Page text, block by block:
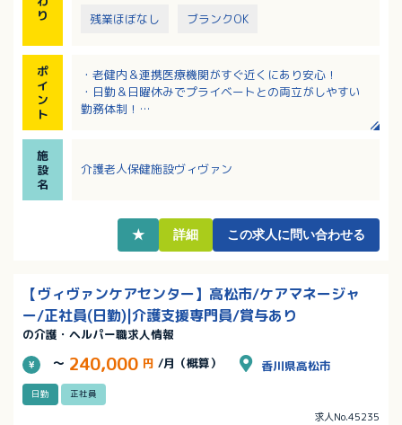
り
残業ほぼなし ブランクOK
ポ
イ
ン
ト
・老健内＆連携医療機関がすぐ近くにあり安心！
・日勤＆日曜休みでプライベートとの両立がしやすい
勤務体制！
・幅広い年齢層の方々が活躍中！
・誕生日祝い、永年勤続祝いなど、うれしい福利厚生
施
設
名
介護老人保健施設ヴィヴァン
★ 詳細 この求人に問い合わせる
【ヴィヴァンケアセンター】高松市/ケアマネージャ
ー/正社員(日勤)|介護支援専門員/賞与あり
の介護・ヘルパー職求人情報
～ 240,000 円 /月（概算） 香川県高松市
日勤 正社員
求人No.45235